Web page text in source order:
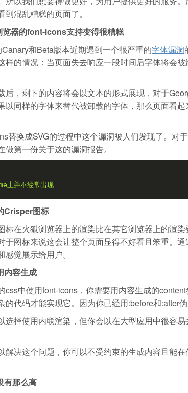
到混乱糟糕的页面了。
器的font-icons支持变得很糟糕
和Beta版本近期遇到一个很严重的字体漏洞
样的情况：当页面失去响应一段时间后字体将会
后，剩下的内容将会以文本的形式展现，对于
以同样的字体来替代被卸载的字体，那么页面看
替换成SVG的过程中这个漏洞被人们发现了。对
做第一份关于这的漏洞报告。
上并不经常出现
Crisper图标
标在火狐浏览器上的渲染比在其它浏览器上的渲
于图标来说这会让整个页面显得不好看且笨重。
觉展示给用户。
内容生成
css中使用font-icons，你需要用内容生成的
的代码才能实现它。因为你已经用:before和:after
选择使用内联渲染，但你会以在大型应用中很容
解决这个问题，你可以不受约束的生成内容且能
有那么高